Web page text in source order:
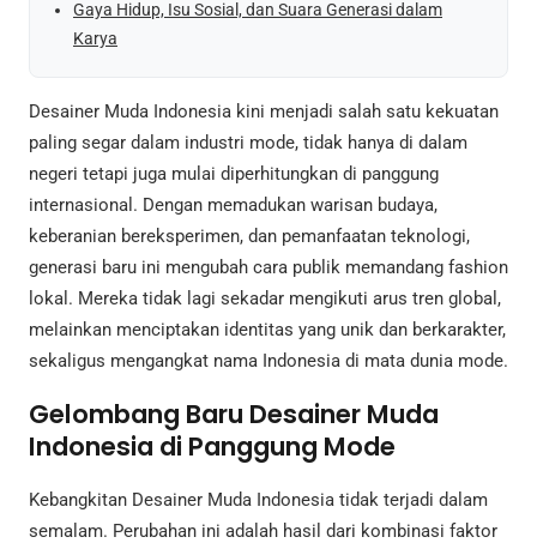
Gaya Hidup, Isu Sosial, dan Suara Generasi dalam
Karya
Desainer Muda Indonesia kini menjadi salah satu kekuatan
paling segar dalam industri mode, tidak hanya di dalam
negeri tetapi juga mulai diperhitungkan di panggung
internasional. Dengan memadukan warisan budaya,
keberanian bereksperimen, dan pemanfaatan teknologi,
generasi baru ini mengubah cara publik memandang fashion
lokal. Mereka tidak lagi sekadar mengikuti arus tren global,
melainkan menciptakan identitas yang unik dan berkarakter,
sekaligus mengangkat nama Indonesia di mata dunia mode.
Gelombang Baru Desainer Muda
Indonesia di Panggung Mode
Kebangkitan Desainer Muda Indonesia tidak terjadi dalam
semalam. Perubahan ini adalah hasil dari kombinasi faktor